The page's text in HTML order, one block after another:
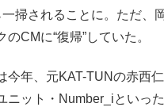
掃されることに。ただ、
CMに“復帰”していた。
年、元KAT-TUNの赤西
ット・Number_iといっ